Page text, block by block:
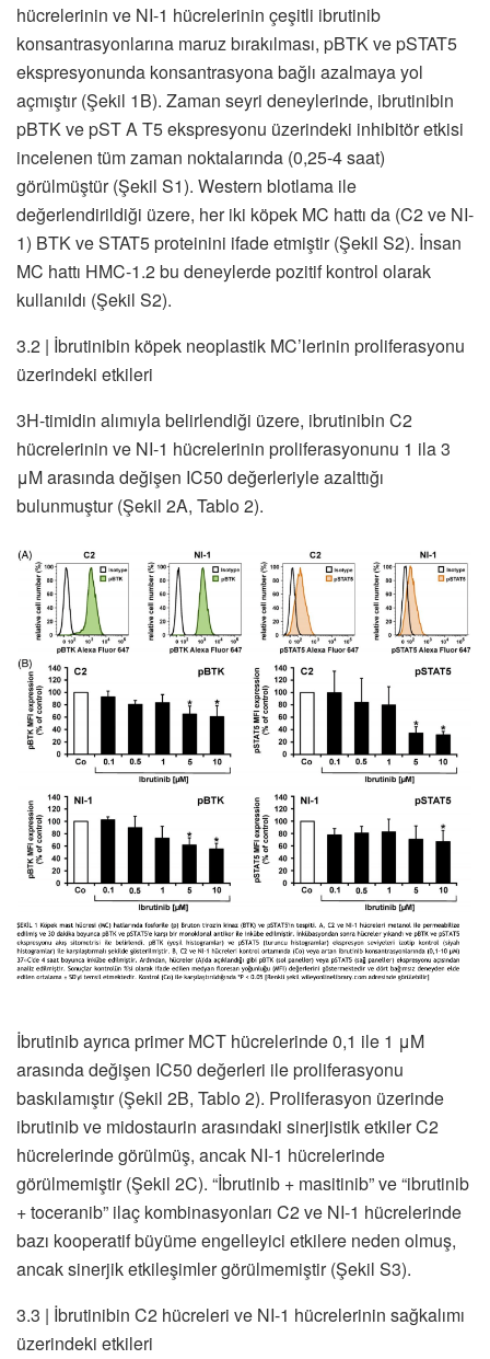
hücrelerinin ve NI-1 hücrelerinin çeşitli ibrutinib
konsantrasyonlarına maruz bırakılması, pBTK ve pSTAT5
ekspresyonunda konsantrasyona bağlı azalmaya yol
açmıştır (Şekil 1B). Zaman seyri deneylerinde, ibrutinibin
pBTK ve pST A T5 ekspresyonu üzerindeki inhibitör etkisi
incelenen tüm zaman noktalarında (0,25-4 saat)
görülmüştür (Şekil S1). Western blotlama ile
değerlendirildiği üzere, her iki köpek MC hattı da (C2 ve NI-
1) BTK ve STAT5 proteinini ifade etmiştir (Şekil S2). İnsan
MC hattı HMC-1.2 bu deneylerde pozitif kontrol olarak
kullanıldı (Şekil S2).
3.2 | İbrutinibin köpek neoplastik MC’lerinin proliferasyonu
üzerindeki etkileri
3H-timidin alımıyla belirlendiği üzere, ibrutinibin C2
hücrelerinin ve NI-1 hücrelerinin proliferasyonunu 1 ila 3
μM arasında değişen IC50 değerleriyle azalttığı
bulunmuştur (Şekil 2A, Tablo 2).
İbrutinib ayrıca primer MCT hücrelerinde 0,1 ile 1 μM
arasında değişen IC50 değerleri ile proliferasyonu
baskılamıştır (Şekil 2B, Tablo 2). Proliferasyon üzerinde
ibrutinib ve midostaurin arasındaki sinerjistik etkiler C2
hücrelerinde görülmüş, ancak NI-1 hücrelerinde
görülmemiştir (Şekil 2C). “İbrutinib + masitinib” ve “ibrutinib
+ toceranib” ilaç kombinasyonları C2 ve NI-1 hücrelerinde
bazı kooperatif büyüme engelleyici etkilere neden olmuş,
ancak sinerjik etkileşimler görülmemiştir (Şekil S3).
3.3 | İbrutinibin C2 hücreleri ve NI-1 hücrelerinin sağkalımı
üzerindeki etkileri